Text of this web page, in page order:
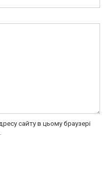
сайту в цьому браузері